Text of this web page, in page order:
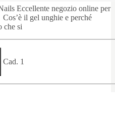
Eccellente negozio online per
il gel unghie e perché
che si
Cad. 1